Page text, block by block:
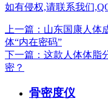
如有侵权,请联系我们
上一篇：山东国康人
体“内在密码”
下一篇：这款人体体脂
密？
骨密度仪